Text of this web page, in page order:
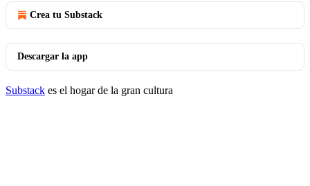
Crea tu Substack
Descargar la app
Substack es el hogar de la gran cultura